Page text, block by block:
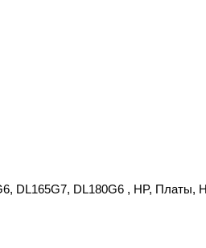
DL165G7, DL180G6 , HP, Платы,